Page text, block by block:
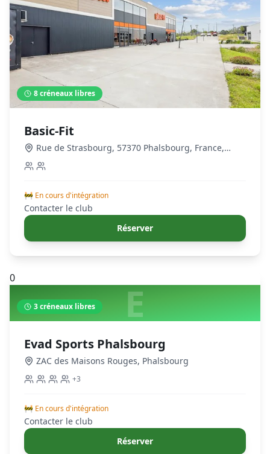
8créneaux libres
Basic-Fit
Rue de Strasbourg, 57370 Phalsbourg, France,
Phalsbourg
🚧 En cours d'intégration
Contacter le club
Réserver
0
E
3créneaux libres
Evad Sports Phalsbourg
ZAC des Maisons Rouges, Phalsbourg
+3
🚧 En cours d'intégration
Contacter le club
Réserver